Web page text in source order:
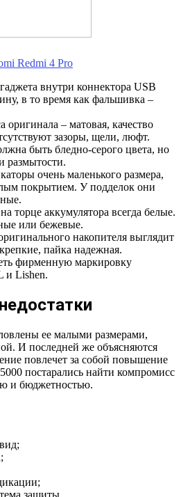
Redmi 4 Pro
внутри коннектора USB
в то время как фальшивка –
оригинала – матовая, качество
зазоры, щели, люфт.
быть бледно-серого цвета, но
размытости.
очень маленького размера,
покрытием. У подделок они
торце аккумулятора всегда белые.
или бежевые.
накопителя выглядит
пайка надежная.
фирменную маркировку
и Lishen.
ее малыми размерами,
И последней же объясняются
повлечет за собой повышение
постарались найти компромисс
и бюджетностью.
защиты.